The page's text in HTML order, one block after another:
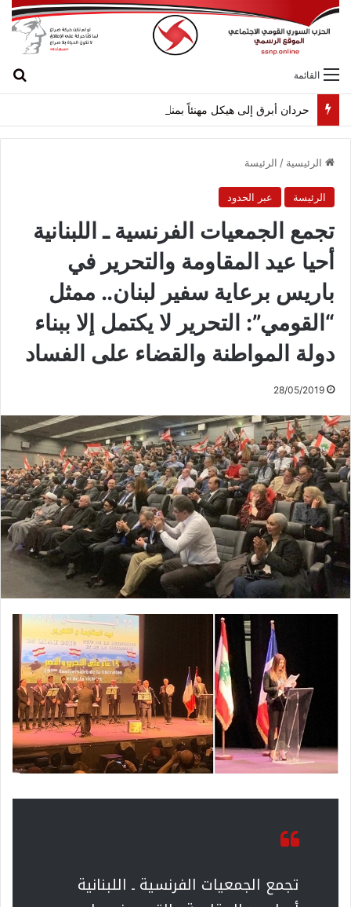
القائمة
حردان أبرق إلى هيكل مهنئاً بمناسبة عيد الجيش
الرئيسية / الرئيسة
الرئيسة عبر الحدود
تجمع الجمعيات الفرنسية ـ اللبنانية
أحيا عيد المقاومة والتحرير في
باريس برعاية سفير لبنان.. ممثل
“القومي”: التحرير لا يكتمل إلا ببناء
دولة المواطنة والقضاء على الفساد
28/05/2019
تجمع الجمعيات الفرنسية ـ اللبنانية